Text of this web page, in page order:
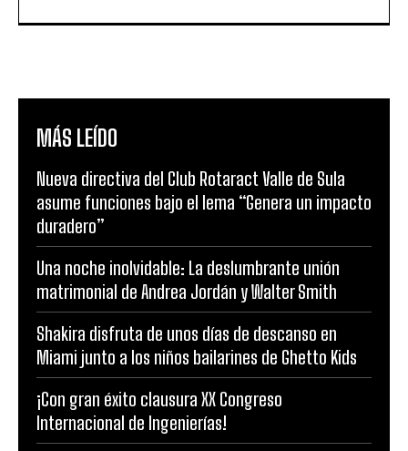
MÁS LEÍDO
Nueva directiva del Club Rotaract Valle de Sula
asume funciones bajo el lema “Genera un impacto
duradero”
Una noche inolvidable: La deslumbrante unión
matrimonial de Andrea Jordán y Walter Smith
Shakira disfruta de unos días de descanso en
Miami junto a los niños bailarines de Ghetto Kids
¡Con gran éxito clausura XX Congreso
Internacional de Ingenierías!